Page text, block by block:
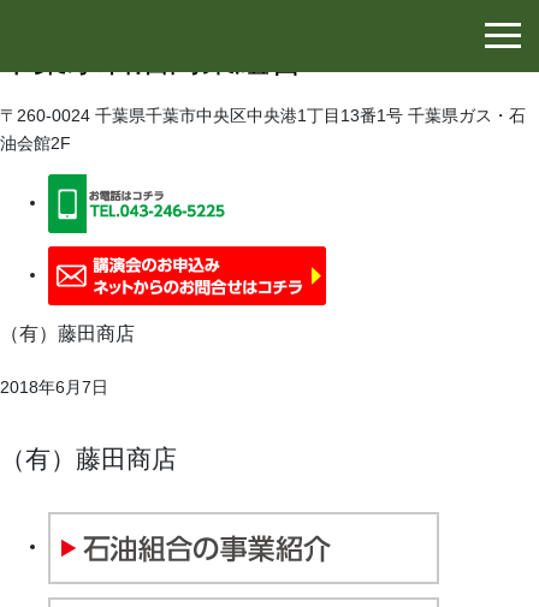
〒260-0024 千葉県千葉市中央区中央港1丁目13番1号 千葉県ガス・石
油会館2F
（有）藤田商店
2018年6月7日
（有）藤田商店